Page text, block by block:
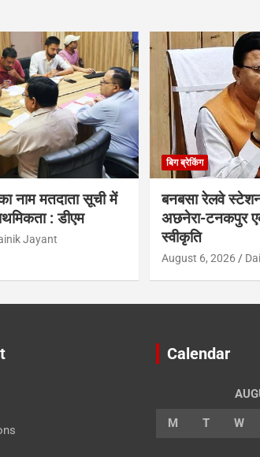
नाम मतदाता सूची में
: डीएम
Jayant
बिग ब्रेकिंग
बनबसा रेलवे
अछनेरा-टनकपुर
स्वीकृति
August 6, 2026
Calendar
M T W